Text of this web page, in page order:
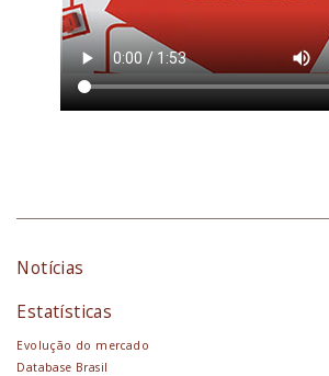
Notícias
Estatísticas
Evolução do mercado
Database Brasil